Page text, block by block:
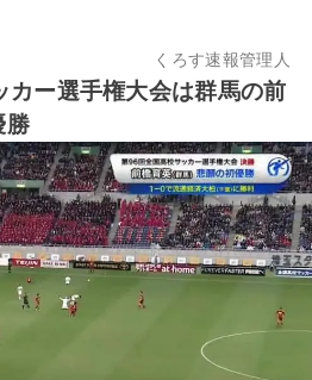
くろす速報管理人
カー選手権大会は群馬の前
勝